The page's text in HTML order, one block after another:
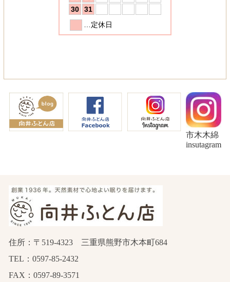
市木木綿
insutagram
住所：〒519-4323 三重県熊野市木本町684
TEL：0597-85-2432
FAX：0597-89-3571